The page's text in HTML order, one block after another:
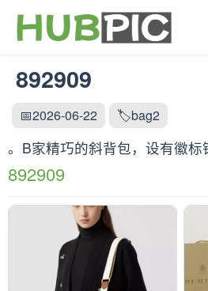
892909
📅2026-06-22 🏷️bag2
。B家精巧的斜背包，设有徽
892909